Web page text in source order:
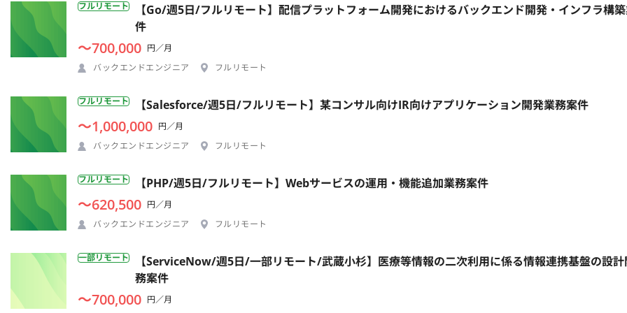
フルリモート
【Go/週5日/フルリモート】配信プラットフォーム開発におけるバックエンド開発・インフラ構
件
〜700,000 円／月
バックエンドエンジニア
フルリモート
フルリモート 【Salesforce/週5日/フルリモート】某コンサル向けIR向けアプリケーション開発業務案件
〜1,000,000 円／月
バックエンドエンジニア
フルリモート
フルリモート 【PHP/週5日/フルリモート】Webサービスの運用・機能追加業務案件
〜620,500 円／月
バックエンドエンジニア
フルリモート
一部リモート
【ServiceNow/週5日/一部リモート/武蔵小杉】医療等情報の二次利用に係る情報連携基盤の設
務案件
〜700,000 円／月